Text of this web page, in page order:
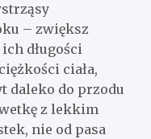
– zwiększ
długości
ciała,
daleko do przodu
z lekkim
nie od pasa